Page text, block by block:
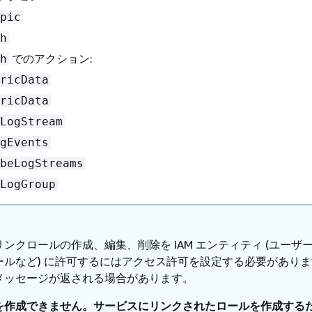
でのアクション:
ンクロールの作成、編集、削除を IAM エンティティ (ユーザ
ルなど) に許可するにはアクセス許可を設定する必要があり
セージが返される場合があります。
作成できません。サービスにリンクされたロールを作成する